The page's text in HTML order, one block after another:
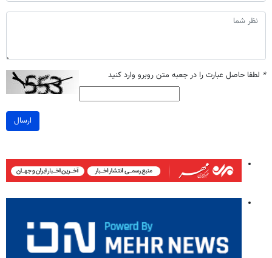
* لطفا حاصل عبارت را در جعبه متن روبرو وارد کنید
ارسال